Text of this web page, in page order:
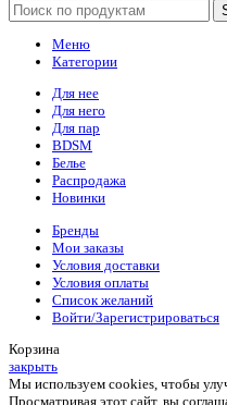
Меню
Категории
Для нее
Для него
Для пар
BDSM
Белье
Распродажа
Новинки
Бренды
Мои заказы
Условия доставки
Условия оплаты
Список желаний
Войти/Зарегистрироваться
Корзина
закрыть
Мы используем cookies, чтобы
Просматривая этот сайт, вы